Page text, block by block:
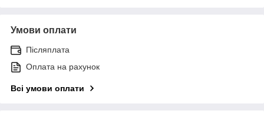
Умови оплати
Післяплата
Оплата на рахунок
Всі умови оплати